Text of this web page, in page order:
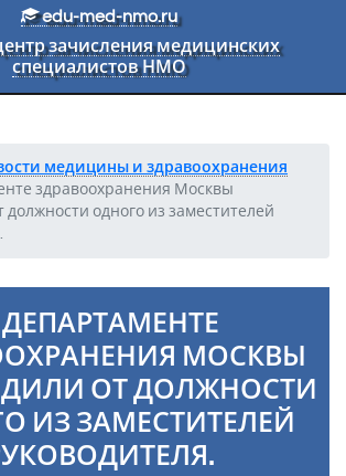
текстуedu-med-nmo.ru
зачисления медицинских
специалистов НМО
медицины и здравоохранения
здравоохранения Москвы
должности одного из заместителей
ДЕПАРТАМЕНТЕ
МОСКВЫ
ОТ ДОЛЖНОСТИ
ИЗ ЗАМЕСТИТЕЛЕЙ